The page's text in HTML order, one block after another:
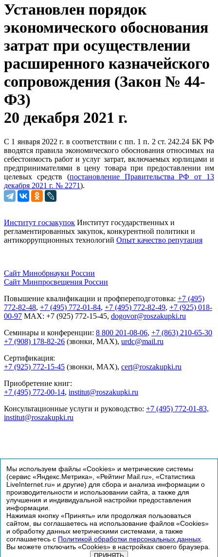
Установлен порядок
экономического обоснования
затрат при осуществлении
расширенного казначейского
сопровождения (Закон № 44-
ФЗ)
20 декабря 2021 г.
С 1 января 2022 г. в соответствии с пп. 1 п. 2 ст. 242.24 БК РФ
вводятся правила экономического обоснования относимых на
себестоимость работ и услуг затрат, включаемых юрлицами и
предпринимателями в цену товара при предоставлении им
целевых средств (постановление Правительства РФ от 13
декабря 2021 г. № 2271).
Институт госзакупок Институт государственных и
регламентированных закупок, конкурентной политики и
антикоррупционных технологий Опыт качество репутация
Сайт Минобрнауки России
Сайт Минпросвещения России
Повышение квалификации и профпереподготовка: +7 (495)
772-82-48, +7 (495) 772-01-84, +7 (495) 772-82-49, +7 (925) 018-
00-97 MAX: +7 (925) 772-15-45, dogovor@roszakupki.ru
Семинары и конференции: 8 800 201-08-06, +7 (863) 210-65-30
+7 (908) 178-82-26 (звонки, MAX), urdc@mail.ru
Сертификация:
+7 (925) 772-15-45 (звонки, MAX), cert@roszakupki.ru
Приобретение книг:
+7 (495) 772-00-14, institut@roszakupki.ru
Консультационные услуги и руководство: +7 (495) 772-01-83,
institut@roszakupki.ru
© Институт госзакупок, 1998-2026
Мы используем файлы «Cookies» и метрические системы
(сервис «Яндекс.Метрика», «Рейтинг Mail.ru», «Статистика
LiveInternet.ru» и другие) для сбора и анализа информации о
производительности и использовании сайта, а также для
улучшения и индивидуальной настройки предоставления
информации.
Нажимая кнопку «Принять» или продолжая пользоваться
сайтом, вы соглашаетесь на использование файлов «Cookies»
и обработку данных метрическими системами, а также
соглашаетесь с Политикой обработки персональных данных
Вы можете отключить «Cookies» в настройках своего браузера.